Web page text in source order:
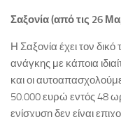
Σαξονία (από τις 26
Η Σαξονία έχει τον
ανάγκης με κάποια
και οι
50.000 ευρώ εντός 48
ενίσχυση δεν είναι